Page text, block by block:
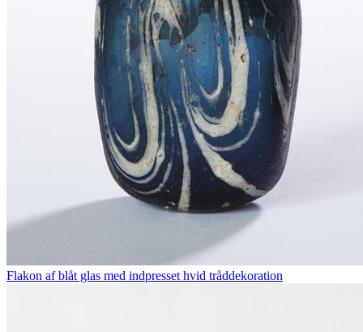
Flakon af blåt glas med indpresset hvid tråddekoration